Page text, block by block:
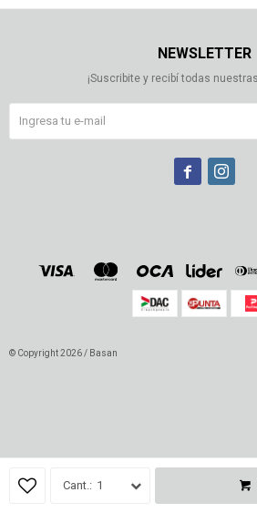
1
NEWSLETTER
¡Suscribite y recibí todas
 
© Copyright 2026 / Basan